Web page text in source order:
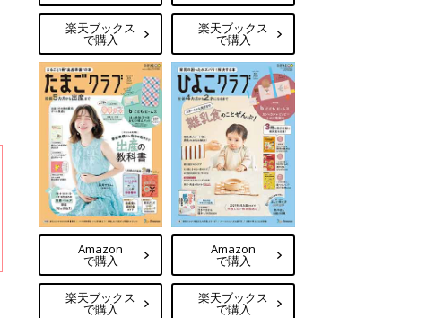
楽天ブックス
で購入
楽天ブックス
で購入
Amazon
で購入
楽天ブックス
で購入
Amazon
で購入
楽天ブックス
で購入